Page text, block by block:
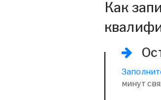
Как
минут